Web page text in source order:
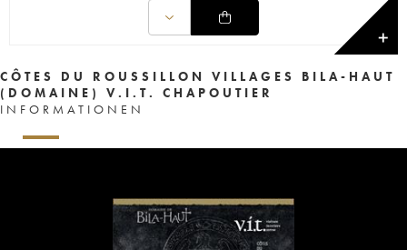
✕
CÔTES DU ROUSSILLON VILLAGES BILA-HAUT
(DOMAINE) V.I.T. CHAPOUTIER
INFORMATIONEN